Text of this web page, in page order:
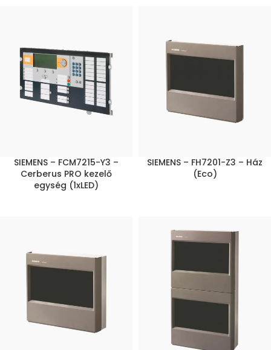
SIEMENS – FCM7215-Y3 –
Cerberus PRO kezelő
egység (1xLED)
SIEMENS – FH7201-Z3 – Ház
(Eco)